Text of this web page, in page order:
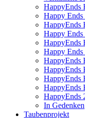
HappyEnds
Happy
HappyEnds
Happy
HappyEnds
Happy
HappyEnds
HappyEnds
HappyEnds
HappyEnds
HappyEnds
In Gedenken
Taubenprojekt